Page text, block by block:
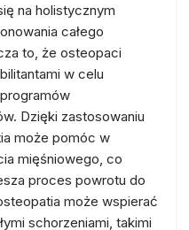
na holistycznym
całego
to, że osteopaci
w celu
Dzięki zastosowaniu
może pomóc w
mięśniowego, co
proces powrotu do
może wspierać
schorzeniami, takimi